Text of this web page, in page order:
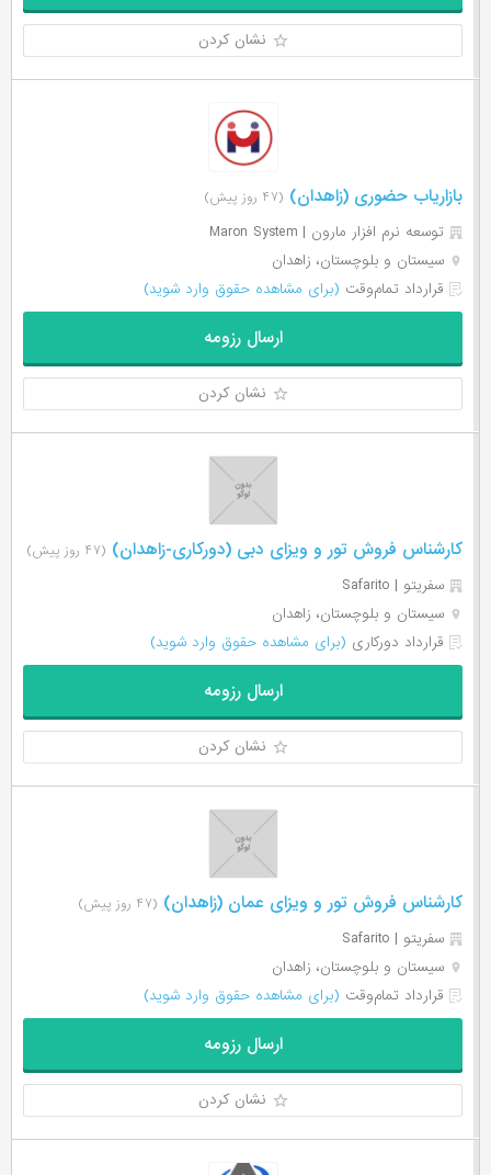
نشان کردن
بازاریاب حضوری (زاهدان) (۴۷ روز پیش)
توسعه نرم افزار مارون | Maron System
سیستان و بلوچستان، زاهدان
قرارداد تمام‌وقت (برای مشاهده حقوق وارد شوید)
ارسال رزومه
نشان کردن
کارشناس فروش تور و ویزای دبی (دورکاری-زاهدان) (۴۷ روز پیش)
سفریتو | Safarito
سیستان و بلوچستان، زاهدان
قرارداد دورکاری (برای مشاهده حقوق وارد شوید)
ارسال رزومه
نشان کردن
کارشناس فروش تور و ویزای عمان (زاهدان) (۴۷ روز پیش)
سفریتو | Safarito
سیستان و بلوچستان، زاهدان
قرارداد تمام‌وقت (برای مشاهده حقوق وارد شوید)
ارسال رزومه
نشان کردن